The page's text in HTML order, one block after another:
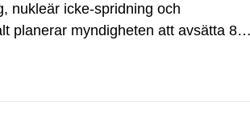
nukleär icke-spridning och
planerar myndigheten att avsätta 81